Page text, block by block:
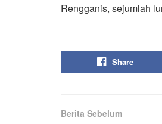
Rengganis, sejumlah
Share
Berita Sebelum